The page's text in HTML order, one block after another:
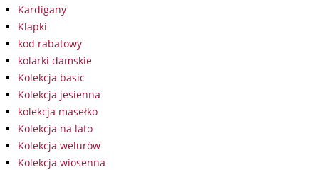
Kardigany
Klapki
kod rabatowy
kolarki damskie
Kolekcja basic
Kolekcja jesienna
kolekcja masełko
Kolekcja na lato
Kolekcja welurów
Kolekcja wiosenna